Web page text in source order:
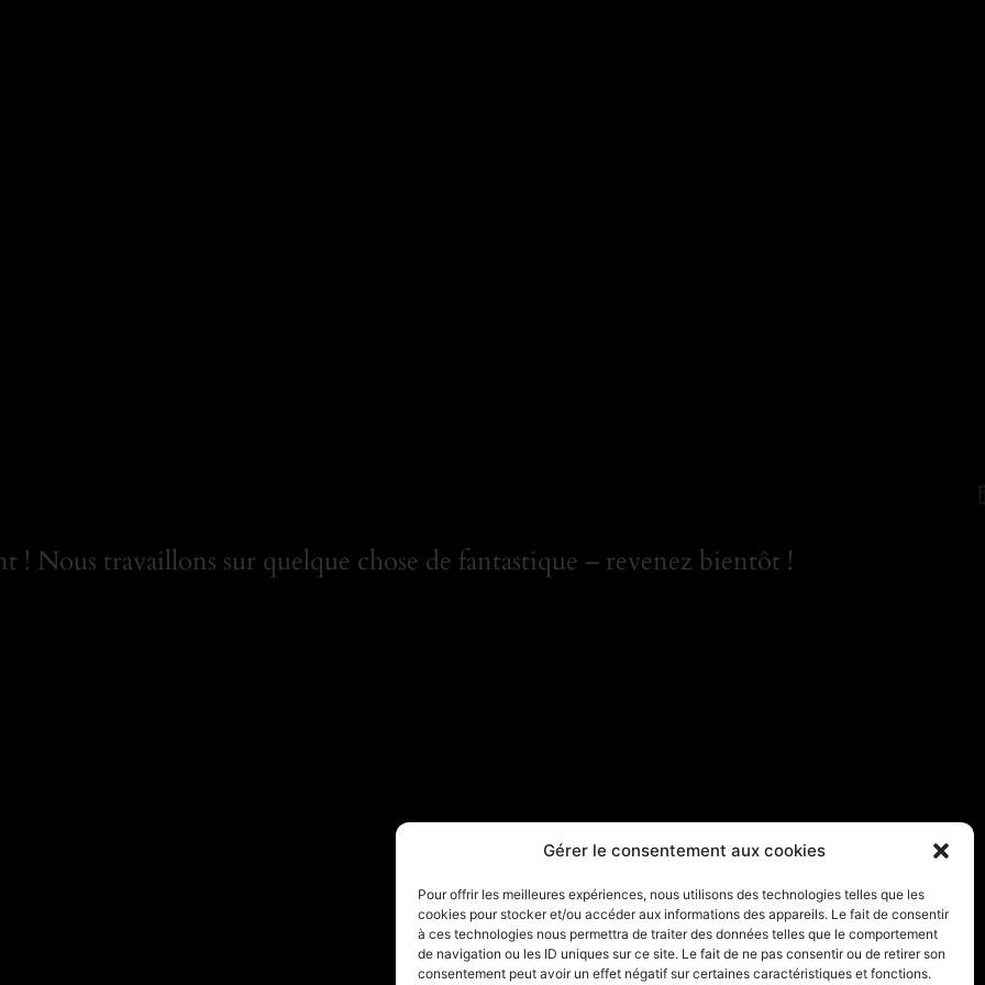
Gérer le consentement aux cookies
Pour offrir les meilleures expériences, nous utilisons des technologies telles que les
cookies pour stocker et/ou accéder aux informations des appareils. Le fait de consentir
à ces technologies nous permettra de traiter des données telles que le comportement
de navigation ou les ID uniques sur ce site. Le fait de ne pas consentir ou de retirer son
consentement peut avoir un effet négatif sur certaines caractéristiques et fonctions.
! Nous travaillons sur quelque chose de fantastique – revenez bientôt !